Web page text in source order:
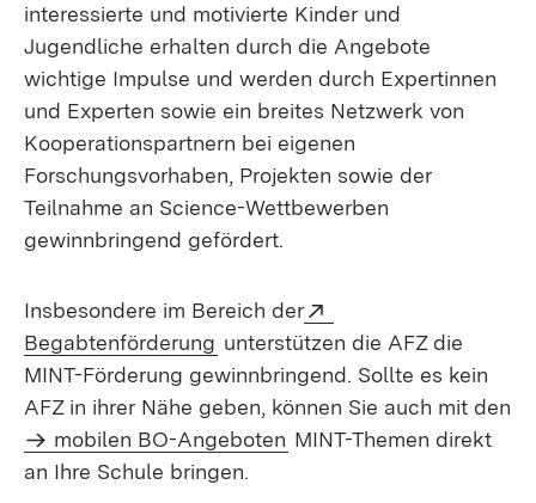
interessierte und motivierte Kinder und
Jugendliche erhalten durch die Angebote
wichtige Impulse und werden durch Expertinnen
und Experten sowie ein breites Netzwerk von
Kooperationspartnern bei eigenen
Forschungsvorhaben, Projekten sowie der
Teilnahme an Science-Wettbewerben
gewinnbringend gefördert.
Insbesondere im Bereich der
Begabtenförderung (Öffnet in neuem Fenster)
unterstützen die AFZ die
MINT-Förderung gewinnbringend. Sollte es kein
AFZ in ihrer Nähe geben, können Sie auch mit den
mobilen BO-Angeboten MINT-Themen direkt
an Ihre Schule bringen.